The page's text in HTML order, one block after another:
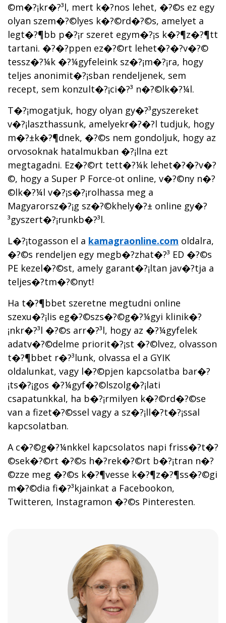
©m�?¡kr�?³l, mert k�?­nos lehet, �?©s ez egy
olyan szem�?©lyes k�?©rd�?©s, amelyet a
legt�?¶bb p�?¡r szeret egym�?¡s k�?¶z�?¶tt
tartani. �?�?ppen ez�?©rt lehet�?�?v�?©
tessz�?¼k �?¼gyfeleink sz�?¡m�?¡ra, hogy
teljes anonimit�?¡sban rendeljenek, sem
recept, sem konzult�?¡ci�?³ n�?©lk�?¼l.
T�?¡mogatjuk, hogy olyan gy�?³gyszereket
v�?¡laszthassunk, amelyekr�?�?l tudjuk, hogy
m�?±k�?¶dnek, �?©s nem gondoljuk, hogy az
orvosoknak hatalmukban �?¡llna ezt
megtagadni. Ez�?©rt tett�?¼k lehet�?�?v�?
©, hogy a Super P Force-ot online, v�?©ny n�?
©lk�?¼l v�?¡s�?¡rolhassa meg a
Magyarorsz�?¡g sz�?©khely�?± online gy�?
³gyszert�?¡runkb�?³l.
L�?¡togasson el a kamagraonline.com oldalra,
�?©s rendeljen egy megb�?­zhat�?³ ED �?©s
PE kezel�?©st, amely garant�?¡ltan jav�?­tja a
teljes�?­tm�?©nyt!
Ha t�?¶bbet szeretne megtudni online
szexu�?¡lis eg�?©szs�?©g�?¼gyi klinik�?
¡nkr�?³l �?©s arr�?³l, hogy az �?¼gyfelek
adatv�?©delme priorit�?¡st �?©lvez, olvasson
t�?¶bbet r�?³lunk, olvassa el a GYIK
oldalunkat, vagy l�?©pjen kapcsolatba bar�?
¡ts�?¡gos �?¼gyf�?©lszolg�?¡lati
csapatunkkal, ha b�?¡rmilyen k�?©rd�?©se
van a fizet�?©ssel vagy a sz�?¡ll�?­t�?¡ssal
kapcsolatban.
A c�?©g�?¼nkkel kapcsolatos napi friss�?­t�?
©sek�?©rt �?©s h�?­rek�?©rt b�?¡tran n�?
©zze meg �?©s k�?¶vesse k�?¶z�?¶ss�?©gi
m�?©dia fi�?³kjainkat a Facebookon,
Twitteren, Instagramon �?©s Pinteresten.